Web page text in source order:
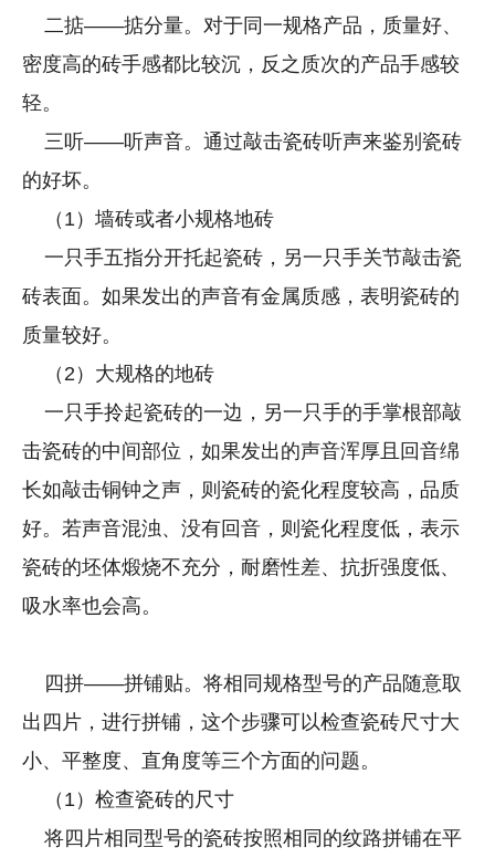
二掂——掂分量。对于同一规格产品，质量好、
密度高的砖手感都比较沉，反之质次的产品手感较
轻。
三听——听声音。通过敲击瓷砖听声来鉴别瓷砖
的好坏。
（1）墙砖或者小规格地砖
一只手五指分开托起瓷砖，另一只手关节敲击瓷
砖表面。如果发出的声音有金属质感，表明瓷砖的
质量较好。
（2）大规格的地砖
一只手拎起瓷砖的一边，另一只手的手掌根部敲
击瓷砖的中间部位，如果发出的声音浑厚且回音绵
长如敲击铜钟之声，则瓷砖的瓷化程度较高，品质
好。若声音混浊、没有回音，则瓷化程度低，表示
瓷砖的坯体煅烧不充分，耐磨性差、抗折强度低、
吸水率也会高。
四拼——拼铺贴。将相同规格型号的产品随意取
出四片，进行拼铺，这个步骤可以检查瓷砖尺寸大
小、平整度、直角度等三个方面的问题。
（1）检查瓷砖的尺寸
将四片相同型号的瓷砖按照相同的纹路拼铺在平